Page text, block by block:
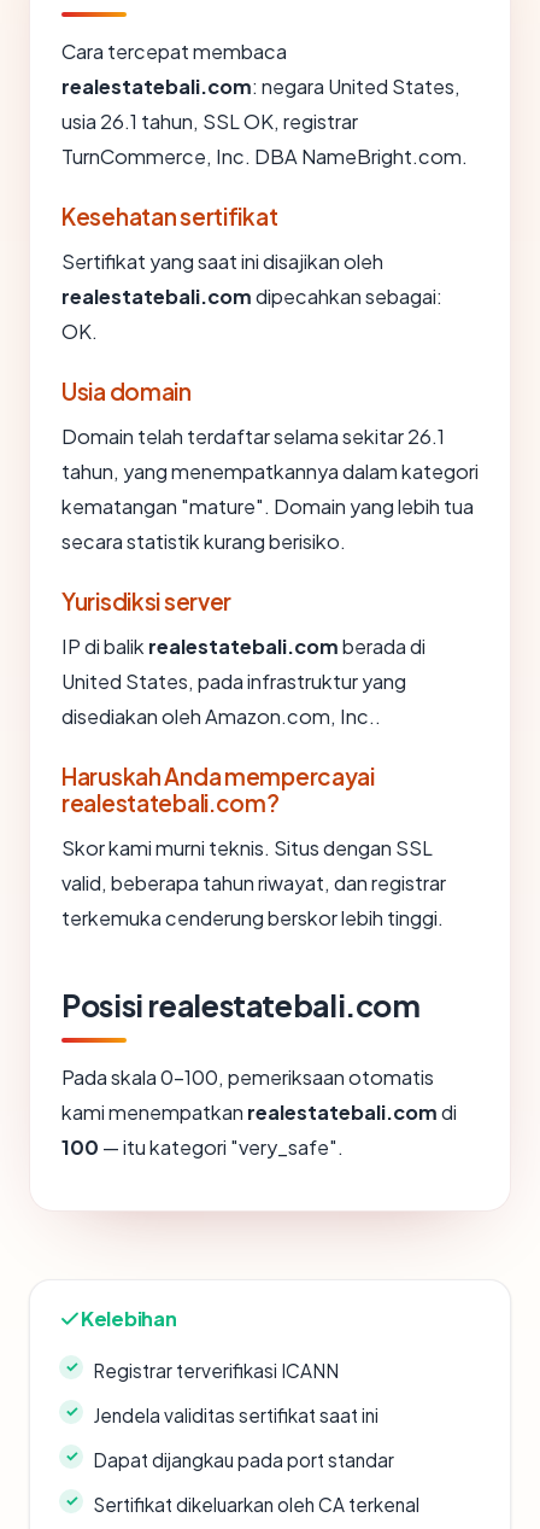
Cara tercepat membaca
realestatebali.com: negara United States,
usia 26.1 tahun, SSL OK, registrar
TurnCommerce, Inc. DBA NameBright.com.
Kesehatan sertifikat
Sertifikat yang saat ini disajikan oleh
realestatebali.comdipecahkan sebagai:
OK.
Usia domain
Domain telah terdaftar selama sekitar 26.1
tahun, yang menempatkannya dalam kategori
kematangan "mature". Domain yang lebih tua
secara statistik kurang berisiko.
Yurisdiksi server
IP di balik realestatebali.comberada di
United States, pada infrastruktur yang
disediakan oleh Amazon.com, Inc..
Haruskah Anda mempercayai
realestatebali.com?
Skor kami murni teknis. Situs dengan SSL
valid, beberapa tahun riwayat, dan registrar
terkemuka cenderung berskor lebih tinggi.
Posisi realestatebali.com
Pada skala 0-100, pemeriksaan otomatis
kami menempatkan realestatebali.comdi
100 — itu kategori "very_safe".
Kelebihan
Registrar terverifikasi ICANN
Jendela validitas sertifikat saat ini
Dapat dijangkau pada port standar
Sertifikat dikeluarkan oleh CA terkenal